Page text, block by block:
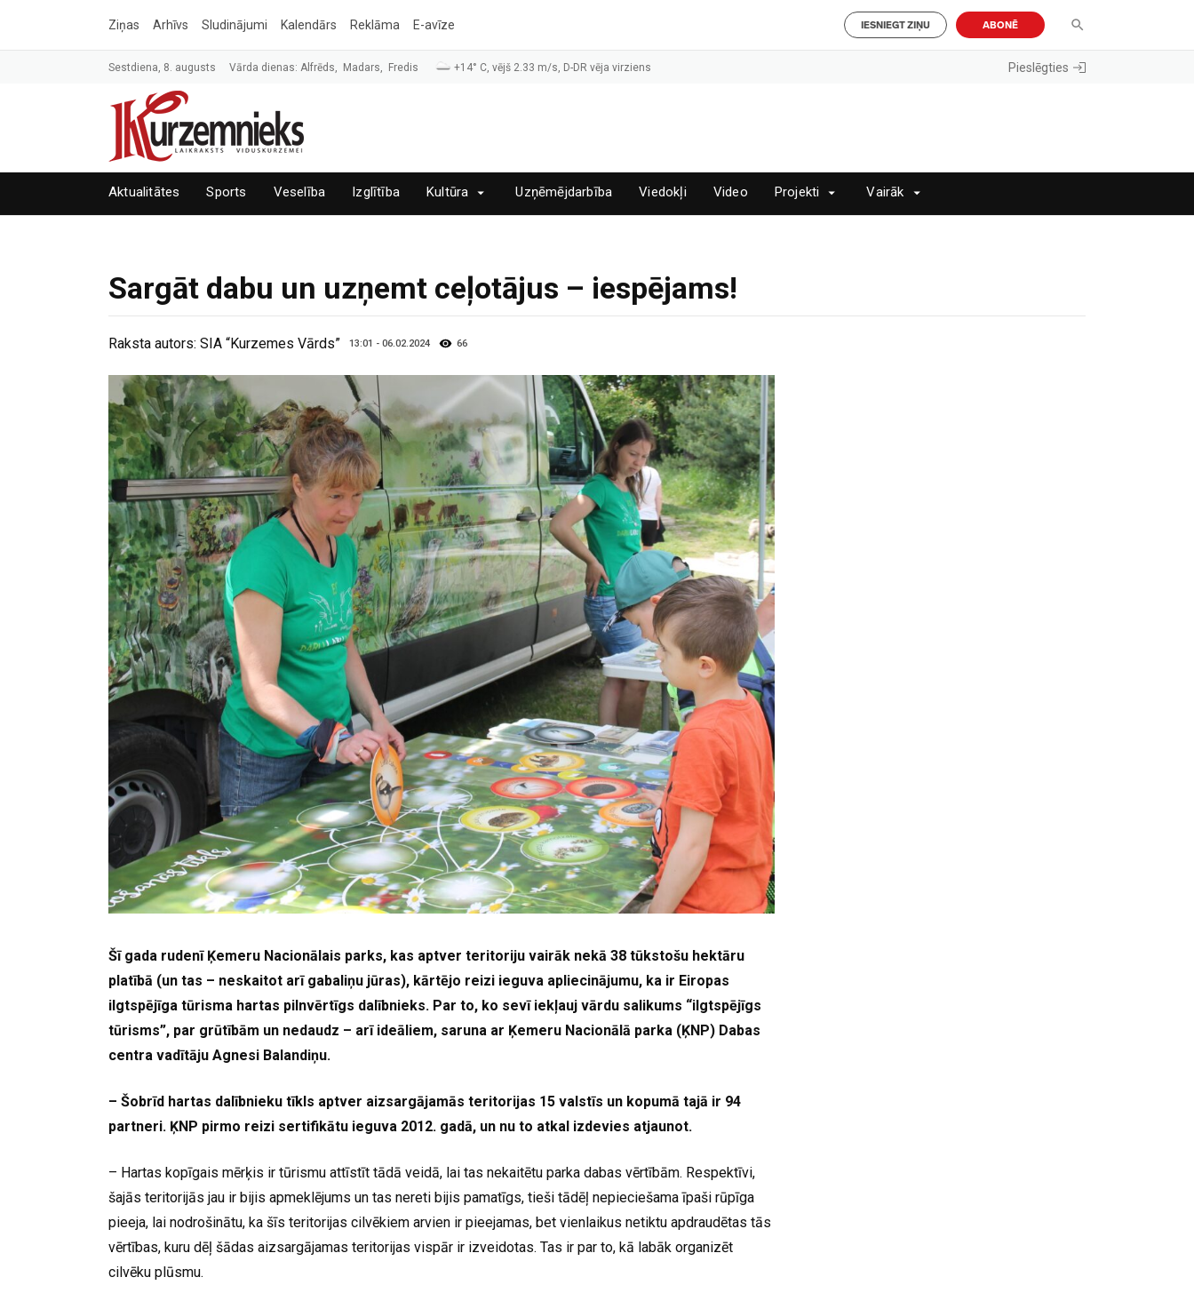
Ziņas Arhīvs Sludinājumi Kalendārs Reklāma E-avīze IESNIEGT ZIŅU ABONĒ
Sestdiena, 8. augusts Vārda dienas: Alfrēds, Madars, Fredis +14° C, vējš 2.33 m/s, D-DR vēja virziens Pieslēgties
Aktualitātes Sports Veselība Izglītība Kultūra Uzņēmējdarbība Viedokļi Video Projekti Vairāk
Sargāt dabu un uzņemt ceļotājus – iespējams!
Raksta autors: SIA “Kurzemes Vārds” 13:01 - 06.02.2024 66
Šī gada rudenī Ķemeru Nacionālais parks, kas aptver teritoriju vairāk nekā 38 tūkstošu hektāru
platībā (un tas – neskaitot arī gabaliņu jūras), kārtējo reizi ieguva apliecinājumu, ka ir Eiropas
ilgtspējīga tūrisma hartas pilnvērtīgs dalībnieks. Par to, ko sevī iekļauj vārdu salikums “ilgtspējīgs
tūrisms”, par grūtībām un nedaudz – arī ideāliem, saruna ar Ķemeru Nacionālā parka (ĶNP) Dabas
centra vadītāju Agnesi Balandiņu.
– Šobrīd hartas dalībnieku tīkls aptver aizsargājamās teritorijas 15 valstīs un kopumā tajā ir 94
partneri. ĶNP pirmo reizi sertifikātu ieguva 2012. gadā, un nu to atkal izdevies atjaunot.
– Hartas kopīgais mērķis ir tūrismu attīstīt tādā veidā, lai tas nekaitētu parka dabas vērtībām. Respektīvi,
šajās teritorijās jau ir bijis apmeklējums un tas nereti bijis pamatīgs, tieši tādēļ nepieciešama īpaši rūpīga
pieeja, lai nodrošinātu, ka šīs teritorijas cilvēkiem arvien ir pieejamas, bet vienlaikus netiktu apdraudētas tās
vērtības, kuru dēļ šādas aizsargājamas teritorijas vispār ir izveidotas. Tas ir par to, kā labāk organizēt
cilvēku plūsmu.